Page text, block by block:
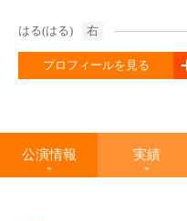
はる(はる) 右
プロフィールを見る
公演情報 実績